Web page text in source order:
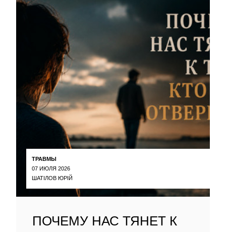
ТРАВМЫ
07 ИЮЛЯ 2026
ШАТІЛОВ ЮРІЙ
ПОЧЕМУ НАС ТЯНЕТ К